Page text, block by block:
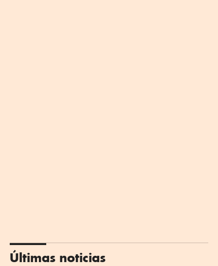
Últimas noticias